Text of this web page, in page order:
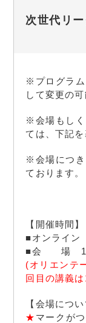
次世代リ
※プログラム
して変更の
※会場もしく
ては、下記を
※会場につき
ております。
【開催時間】
■オンライ
■会 場 13
(オリエンテ
回目の講義
【会場につい
★ マークが